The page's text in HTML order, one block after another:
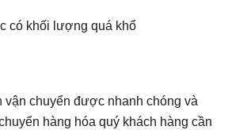
có khối lượng quá khổ
vận chuyển được nhanh chóng và
hàng hóa quý khách hàng cần